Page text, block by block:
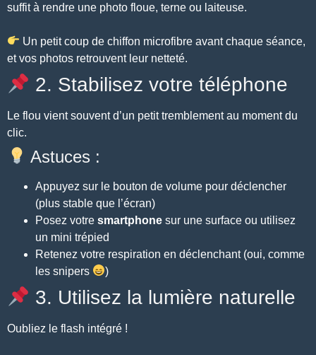
suffit à rendre une photo floue, terne ou laiteuse.
Un petit coup de chiffon microfibre avant chaque séance,
et vos photos retrouvent leur netteté.
2. Stabilisez votre téléphone
Le flou vient souvent d’un petit tremblement au moment du
clic.
Astuces :
Appuyez sur le bouton de volume pour déclencher
(plus stable que l’écran)
Posez votre smartphone sur une surface ou utilisez
un mini trépied
Retenez votre respiration en déclenchant (oui, comme
les snipers
)
3. Utilisez la lumière naturelle
Oubliez le flash intégré !